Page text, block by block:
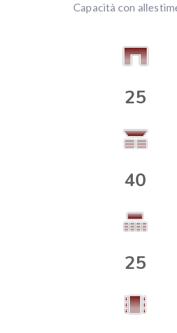
Capacità con
25
40
25